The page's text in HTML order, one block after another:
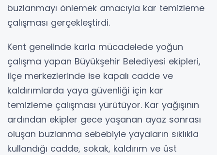
buzlanmayı önlemek amacıyla kar temizleme
çalışması gerçekleştirdi.
Kent genelinde karla mücadelede yoğun
çalışma yapan Büyükşehir Belediyesi ekipleri,
ilçe merkezlerinde ise kapalı cadde ve
kaldırımlarda yaya güvenliği için kar
temizleme çalışması yürütüyor. Kar yağışının
ardından ekipler gece yaşanan ayaz sonrası
oluşan buzlanma sebebiyle yayaların sıklıkla
kullandığı cadde, sokak, kaldırım ve üst